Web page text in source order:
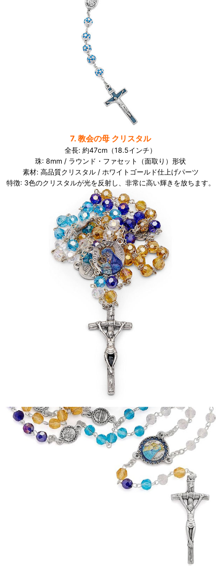
7. 教会の母 クリスタル
全長: 約47cm（18.5インチ）
珠: 8mm / ラウンド・ファセット（面取り）形状
素材: 高品質クリスタル / ホワイトゴールド仕上げパーツ
特徴: 3色のクリスタルが光を反射し、非常に高い輝きを放ちます。